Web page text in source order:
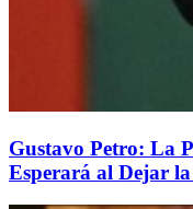
Gustavo Petro: La
Esperará al Dejar la